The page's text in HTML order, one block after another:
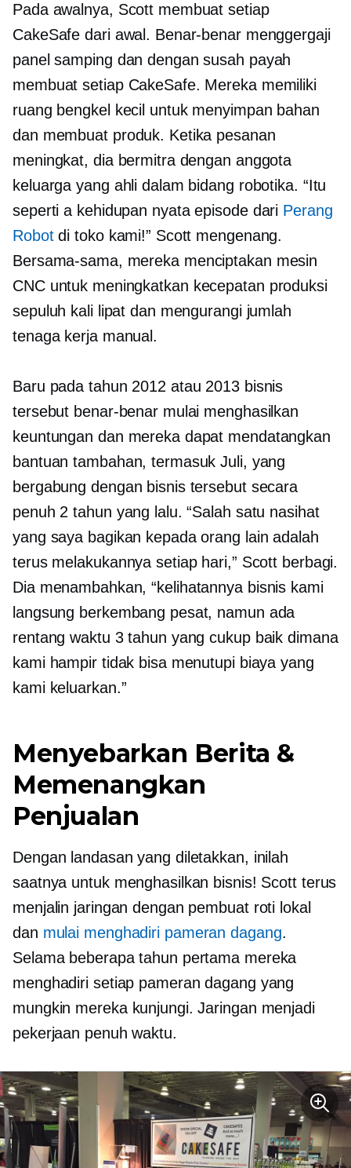
Pada awalnya, Scott membuat setiap
CakeSafe dari awal. Benar-benar menggergaji
panel samping dan dengan susah payah
membuat setiap CakeSafe. Mereka memiliki
ruang bengkel kecil untuk menyimpan bahan
dan membuat produk. Ketika pesanan
meningkat, dia bermitra dengan anggota
keluarga yang ahli dalam bidang robotika. “Itu
seperti a kehidupan nyataepisode dari Perang
Robotdi toko kami!” Scott mengenang.
Bersama-sama, mereka menciptakan mesin
CNC untuk meningkatkan kecepatan produksi
sepuluh kali lipat dan mengurangi jumlah
tenaga kerja manual.
Baru pada tahun 2012 atau 2013 bisnis
tersebut benar-benar mulai menghasilkan
keuntungan dan mereka dapat mendatangkan
bantuan tambahan, termasuk Juli, yang
bergabung dengan bisnis tersebut secara
penuh 2 tahun yang lalu. “Salah satu nasihat
yang saya bagikan kepada orang lain adalah
terus melakukannya setiap hari,” Scott berbagi.
Dia menambahkan, “kelihatannya bisnis kami
langsung berkembang pesat, namun ada
rentang waktu 3 tahun yang cukup baik dimana
kami hampir tidak bisa menutupi biaya yang
kami keluarkan.”
Menyebarkan Berita &
Memenangkan
Penjualan
Dengan landasan yang diletakkan, inilah
saatnya untuk menghasilkan bisnis! Scott terus
menjalin jaringan dengan pembuat roti lokal
dan mulai menghadiri pameran dagang.
Selama beberapa tahun pertama mereka
menghadiri setiap pameran dagang yang
mungkin mereka kunjungi. Jaringan menjadi
pekerjaan penuh waktu.